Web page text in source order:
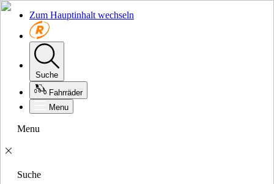
Zum Hauptinhalt wechseln
Suche
Fahrräder
Menu
Menu
Suche